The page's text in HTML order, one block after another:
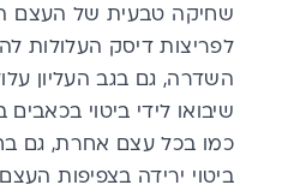
שחיקה טבעית של העצם
לפריצות דיסק העלולות
השדרה, גם בגב העליון
שיבואו לידי ביטוי
כמו בכל עצם אחרת, גם
ביטוי ירידה בצפיפות העצם